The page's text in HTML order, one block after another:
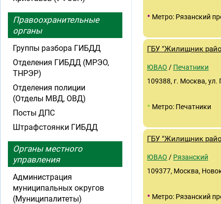
• Метро: Рязанский
ГБУ "Жилищник
ЮВАО / Печатники
109388, г. Москва, ул.
• Метро: Печатники
ГБУ "Жилищник
ЮВАО / Рязанский
109377, Москва,
• Метро: Рязанский
Правоохранительные
органы
Группы разбора ГИБДД
Отделения ГИБДД (МРЭО,
ТНРЭР)
Отделения полиции
(Отделы МВД, ОВД)
Посты ДПС
Штрафстоянки ГИБДД
Органы местного
управления
Администрация
муниципальных округов
(Муниципалитеты)